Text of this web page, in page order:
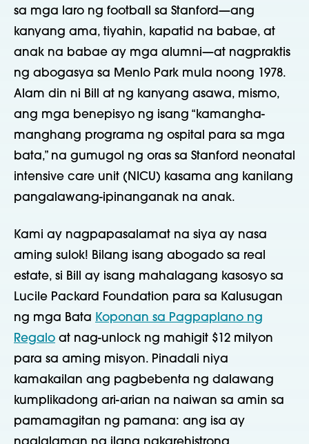
sa mga laro ng football sa Stanford—ang
kanyang ama, tiyahin, kapatid na babae, at
anak na babae ay mga alumni—at nagpraktis
ng abogasya sa Menlo Park mula noong 1978.
Alam din ni Bill at ng kanyang asawa, mismo,
ang mga benepisyo ng isang “kamangha-
manghang programa ng ospital para sa mga
bata,” na gumugol ng oras sa Stanford neonatal
intensive care unit (NICU) kasama ang kanilang
pangalawang-ipinanganak na anak.
Kami ay nagpapasalamat na siya ay nasa
aming sulok! Bilang isang abogado sa real
estate, si Bill ay isang mahalagang kasosyo sa
Lucile Packard Foundation para sa Kalusugan
ng mga Bata Koponan sa Pagpaplano ng
Regalo at nag-unlock ng mahigit $12 milyon
para sa aming misyon. Pinadali niya
kamakailan ang pagbebenta ng dalawang
kumplikadong ari-arian na naiwan sa amin sa
pamamagitan ng pamana: ang isa ay